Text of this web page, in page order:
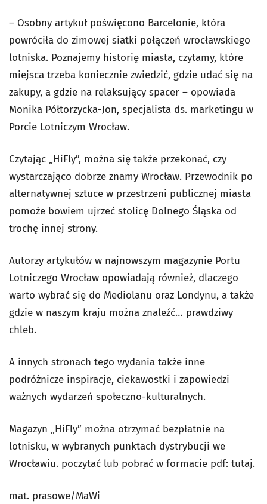
– Osobny artykuł poświęcono Barcelonie, która
powróciła do zimowej siatki połączeń wrocławskiego
lotniska. Poznajemy historię miasta, czytamy, które
miejsca trzeba koniecznie zwiedzić, gdzie udać się na
zakupy, a gdzie na relaksujący spacer – opowiada
Monika Półtorzycka-Jon, specjalista ds. marketingu w
Porcie Lotniczym Wrocław.
Czytając „HiFly”, można się także przekonać, czy
wystarczająco dobrze znamy Wrocław. Przewodnik po
alternatywnej sztuce w przestrzeni publicznej miasta
pomoże bowiem ujrzeć stolicę Dolnego Śląska od
trochę innej strony.
Autorzy artykułów w najnowszym magazynie Portu
Lotniczego Wrocław opowiadają również, dlaczego
warto wybrać się do Mediolanu oraz Londynu, a także
gdzie w naszym kraju można znaleźć… prawdziwy
chleb.
A innych stronach tego wydania także inne
podróżnicze inspiracje, ciekawostki i zapowiedzi
ważnych wydarzeń społeczno-kulturalnych.
Magazyn „HiFly” można otrzymać bezpłatnie na
lotnisku, w wybranych punktach dystrybucji we
Wrocławiu. poczytać lub pobrać w formacie pdf: tutaj.
mat. prasowe/MaWi